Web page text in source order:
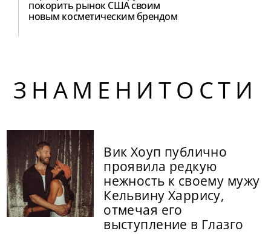
покорить рынок США своим
новым косметическим брендом
ЗНАМЕНИТОСТИ
Вик Хоуп публично
проявила редкую
нежность к своему мужу
Кельвину Харрису,
отмечая его
выступление в Глазго